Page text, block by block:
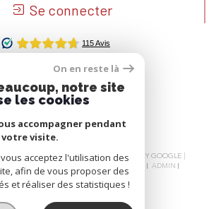
Se connecter
ADHÉRONS
RÉSERVÉS | TRADUCTION POWERED BY GOOGLE |
PLAN DU SITE MENTIONS LÉGALES
ADMIN
LIENS
POLITIQUE RGPD COOKIES
On en reste là
notre site
les cookies
accompagner pendant
votre visite.
acceptez l'utilisation des
afin de vous proposer des
et réaliser des statistiques !